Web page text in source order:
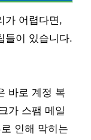
가 어렵다면,
들이 있습니다.
바로 계정 복
가 스팸 메일
인해 막히는